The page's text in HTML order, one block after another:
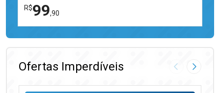
R$99,90
FECHAR
FECHAR
Ofertas Imperdíveis Imagem